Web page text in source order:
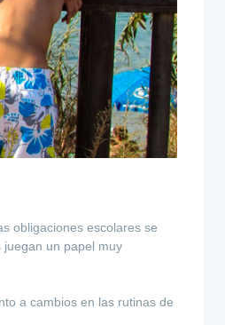
obligaciones escolares se
un papel muy
a cambios en las rutinas de